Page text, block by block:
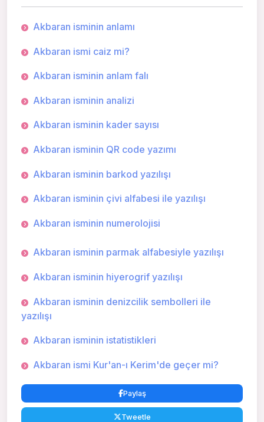
Akbaran isminin anlamı
Akbaran ismi caiz mi?
Akbaran isminin anlam falı
Akbaran isminin analizi
Akbaran isminin kader sayısı
Akbaran isminin QR code yazımı
Akbaran isminin barkod yazılışı
Akbaran isminin çivi alfabesi ile yazılışı
Akbaran isminin numerolojisi
Akbaran isminin parmak alfabesiyle yazılışı
Akbaran isminin hiyerogrif yazılışı
Akbaran isminin denizcilik sembolleri ile
yazılışı
Akbaran isminin istatistikleri
Akbaran ismi Kur'an-ı Kerim'de geçer mi?
Paylaş
Tweetle